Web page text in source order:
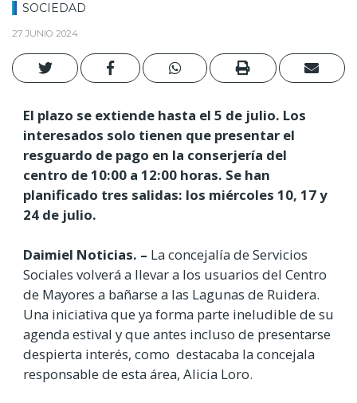
SOCIEDAD
27 JUNIO 2024
El plazo se extiende hasta el 5 de julio. Los
interesados solo tienen que presentar el
resguardo de pago en la conserjería del
centro de 10:00 a 12:00 horas. Se han
planificado tres salidas: los miércoles 10, 17 y
24 de julio.
Daimiel Noticias. – La concejalía de Servicios
Sociales volverá a llevar a los usuarios del Centro
de Mayores a bañarse a las Lagunas de Ruidera.
Una iniciativa que ya forma parte ineludible de su
agenda estival y que antes incluso de presentarse
despierta interés, como destacaba la concejala
responsable de esta área, Alicia Loro.